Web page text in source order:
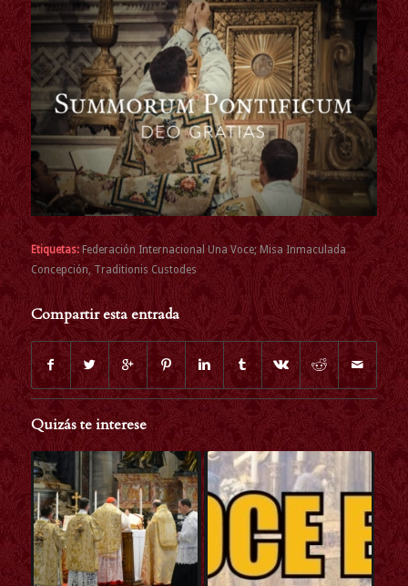
Etiquetas: Federación Internacional Una Voce; Misa Inmaculada
Concepción, Traditionis Custodes
Compartir esta entrada
Quizás te interese